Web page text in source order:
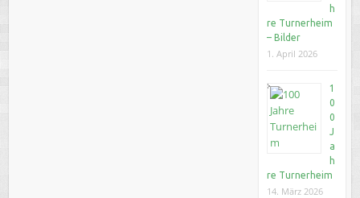
h
re Turnerheim
– Bilder
1. April 2026
1
0
0
J
a
h
re Turnerheim
14. März 2026